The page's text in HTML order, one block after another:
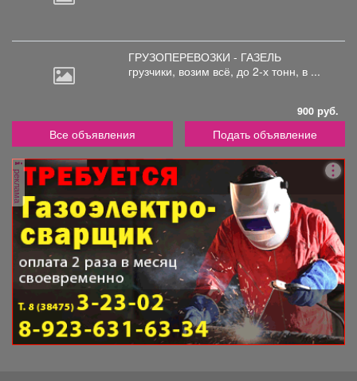
ГРУЗОПЕРЕВОЗКИ - ГАЗЕЛЬ
грузчики, возим всё, до 2-х тонн, в ...
900 руб.
Все объявления Подать объявление
реклама